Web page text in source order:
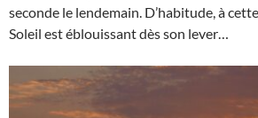
seconde le lendemain. D’habitude, à
Soleil est éblouissant dès son lever…